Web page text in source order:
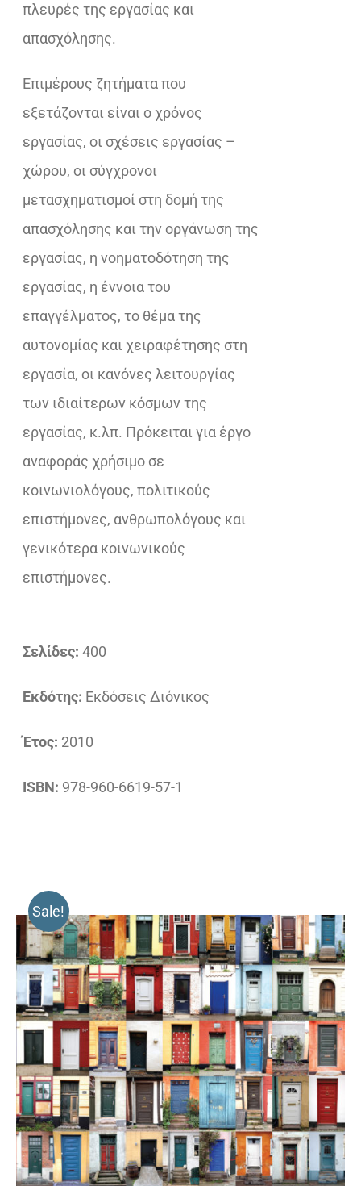
πλευρές της εργασίας και
απασχόλησης.
Επιμέρους ζητήματα που
εξετάζονται είναι ο χρόνος
εργασίας, οι σχέσεις εργασίας –
χώρου, οι σύγχρονοι
µετασχηµατισµοί στη δομή της
απασχόλησης και την οργάνωση της
εργασίας, η νοηµατοδότηση της
εργασίας, η έννοια του
επαγγέλματος, το θέμα της
αυτονομίας και χειραφέτησης στη
εργασία, οι κανόνες λειτουργίας
των ιδιαίτερων κόσμων της
εργασίας, κ.λπ. Πρόκειται για έργο
αναφοράς χρήσιμο σε
κοινωνιολόγους, πολιτικούς
επιστήμονες, ανθρωπολόγους και
γενικότερα κοινωνικούς
επιστήμονες.
Σελίδες: 400
Εκδότης: Εκδόσεις Διόνικος
Έτος: 2010
ISBN: 978-960-6619-57-1
Sale!